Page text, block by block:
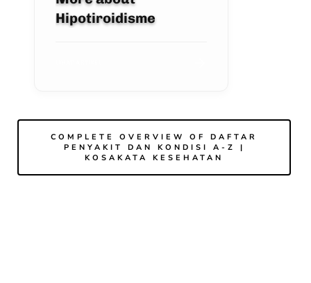
Hipotiroidisme
COMPLETE OVERVIEW OF DAFTAR
PENYAKIT DAN KONDISI A-Z |
KOSAKATA KESEHATAN